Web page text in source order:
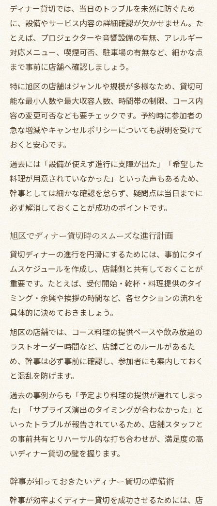
ディナー貸切では、当日のトラブルを未然に防ぐため
に、設備やサービス内容の詳細確認が欠かせません。た
とえば、プロジェクターや音響設備の有無、アレルギー
対応メニュー、喫煙可否、駐車場の有無など、細かな点
まで事前に店舗へ確認しましょう。
特に旭区の店舗はジャンルや規模が多様なため、貸切可
能な最小人数や最大収容人数、時間帯の制限、コース内
容の変更可否なども要チェックです。予約時に参加者の
急な増減やキャンセルポリシーについても説明を受けて
おくと安心です。
過去には「設備が使えず進行に支障が出た」「希望した
料理が用意されていなかった」といった声もあるため、
幹事としては細かな確認を怠らず、疑問点は当日までに
必ず解消しておくことが成功のポイントです。
旭区でディナー貸切時のスムーズな進行計画
貸切ディナーの進行を円滑にするためには、事前にタイ
ムスケジュールを作成し、店舗側と共有しておくことが
重要です。たとえば、受付開始・乾杯・料理提供のタイ
ミング・余興や挨拶の時間など、各セクションの流れを
具体的に決めておきましょう。
旭区の店舗では、コース料理の提供ペースや飲み放題の
ラストオーダー時間など、店舗ごとのルールがあるた
め、幹事は必ず事前に確認し、参加者にも案内しておく
と混乱を防げます。
過去の事例からも「予定より料理の提供が遅れてしまっ
た」「サプライズ演出のタイミングが合わなかった」と
いったトラブルが報告されているため、店舗スタッフと
の事前共有とリハーサル的な打ち合わせが、満足度の高
いディナー貸切の鍵を握ります。
幹事が知っておきたいディナー貸切の準備術
幹事が効率よくディナー貸切を成功させるためには、店